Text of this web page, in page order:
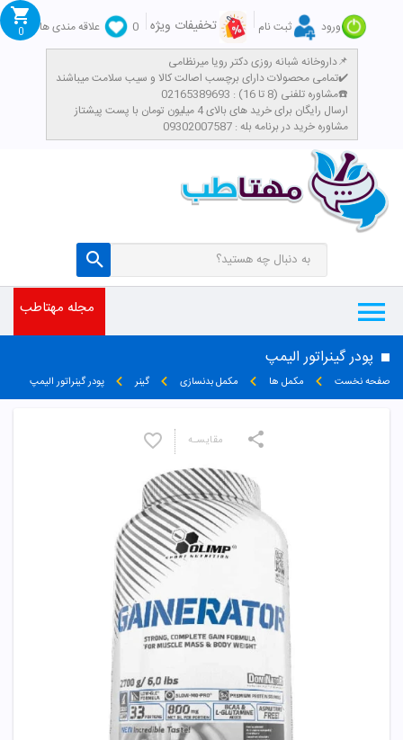
ورود ثبت نام تخفیفات ویژه 0
علاقه مندی ها
داروخانه شبانه روزی دکتر رویا میرنظامی📌
تمامی محصولات دارای برچسب اصالت کالا و سیب سلامت میباشند✔️
مشاوره تلفنی (8 تا 16) : 02165389693☎️
​ارسال رایگان برای خرید های بالای 4 میلیون تومان با پست پیشتاز
مشاوره خرید در برنامه بله : 09302007587
0
مجله مهتاطب
پودر گینراتور الیمپ
صفحه نخست مکمل ها مکمل بدنسازی گینر پودر گینراتور الیمپ
مقایسـه